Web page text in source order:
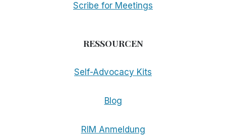
Scribe for Meetings
RESSOURCEN
Self-Advocacy Kits
Blog
RIM Anmeldung